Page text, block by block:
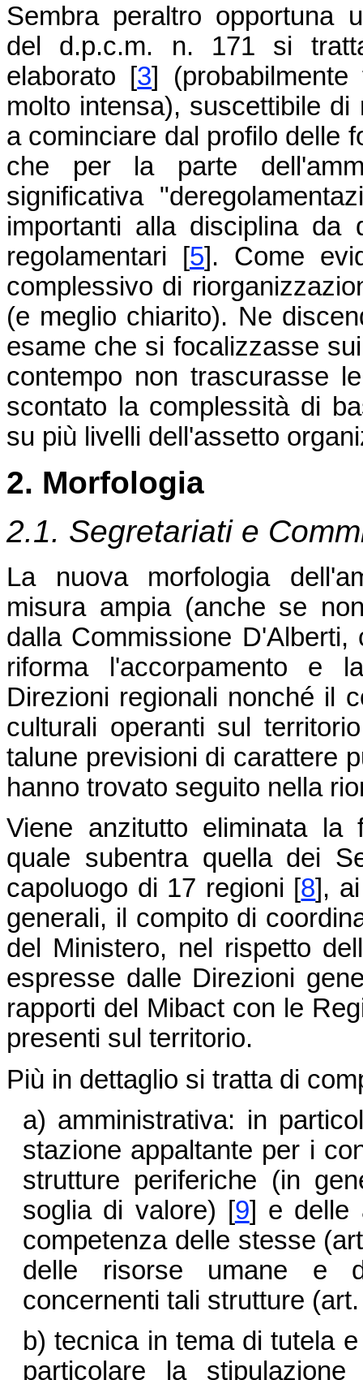
Sembra peraltro opportuna
del d.p.c.m. n. 171 si
elaborato
[3]
molto intensa), suscettibile
a cominciare dal profilo delle
che per la parte
significativa
importanti alla disciplina da
regolamentari
[5] . Come
complessivo di
(e meglio chiarito). Ne
esame che si focalizzasse
contempo non trascurasse
scontato la complessità di
su più livelli dell'assetto
2. Morfologia
2.1. Segretariati e
La nuova morfologia
misura ampia (anche se
dalla Commissione
riforma l'accorpamento e
Direzioni regionali nonché il
culturali operanti sul
talune previsioni di carattere
hanno trovato seguito nella
Viene anzitutto eliminata la
quale subentra quella dei
capoluogo di 17 regioni [8] ,
generali, il compito di
del Ministero, nel rispetto
espresse dalle Direzioni
rapporti del Mibact con le
presenti sul territorio.
Più in dettaglio si tratta di
a) amministrativa: in
stazione appaltante per i
strutture periferiche (in
soglia di valore) [9] e delle
competenza delle stesse
delle risorse umane e
concernenti tali strutture
b) tecnica in tema di tutela
particolare la